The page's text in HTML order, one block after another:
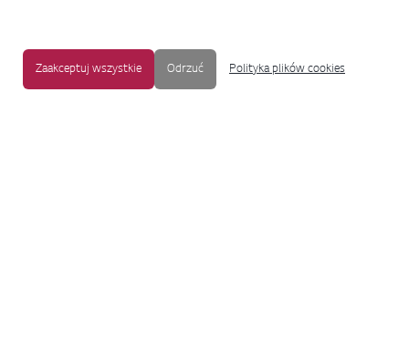
Zaakceptuj wszystkie Odrzuć Polityka plików cookies